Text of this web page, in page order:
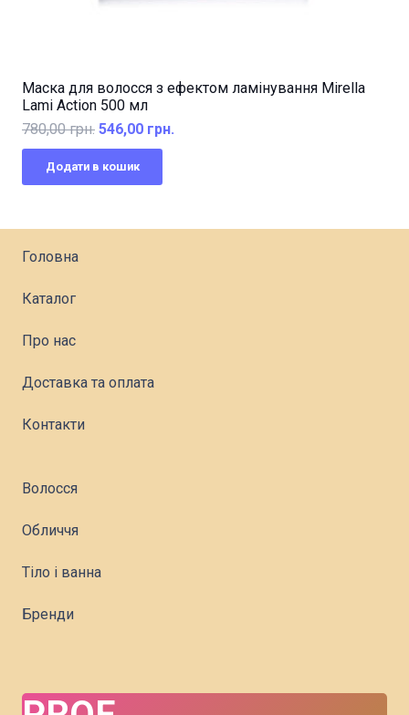
Маска для волосся з ефектом ламінування Mirella
Lami Action 500 мл
780,00грн. Оригінальна
ціна:
780,00 грн..
546,00 грн.
Додати в кошик
Головна
Каталог
Про нас
Доставка та оплата
Контакти
Волосся
Обличчя
Тіло і ванна
Бренди